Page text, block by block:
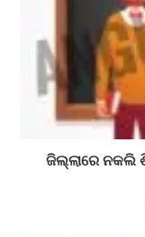
ଜିଲ୍ଲାରେ ନକଲି